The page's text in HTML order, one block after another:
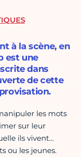
à la scène, en
est une
dans
de cette
les mots
sur leur
ils vivent…
ou les jeunes.